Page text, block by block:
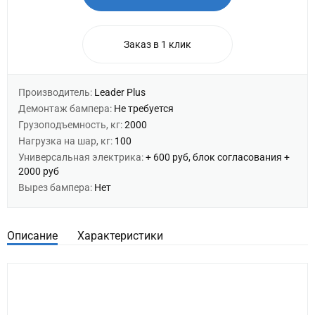
Заказ в 1 клик
Производитель: Leader Plus
Демонтаж бампера: Не требуется
Грузоподъемность, кг:2000
Нагрузка на шар, кг: 100
Универсальная электрика:+ 600 руб, блок согласования +
2000 руб
Вырез бампера: Нет
Описание Характеристики